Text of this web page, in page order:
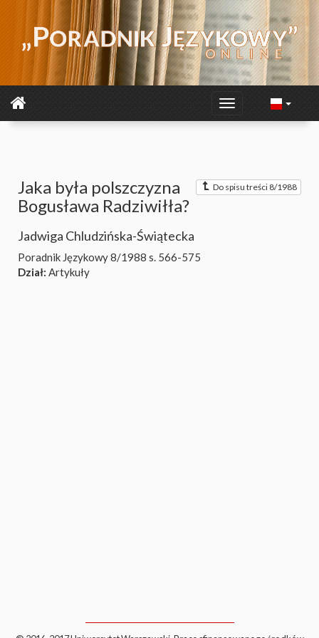
Do spisu treści 8/1988
Jaka była polszczyzna
Bogusława Radziwiłła?
Jadwiga Chludzińska-Świątecka
Poradnik Językowy 8/1988 s. 566-575
Dział: Artykuły